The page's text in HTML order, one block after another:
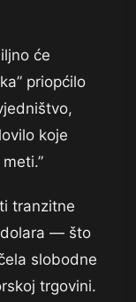
će
priopćilo
koje
tranzitne
dolara — što
slobodne
trgovini.